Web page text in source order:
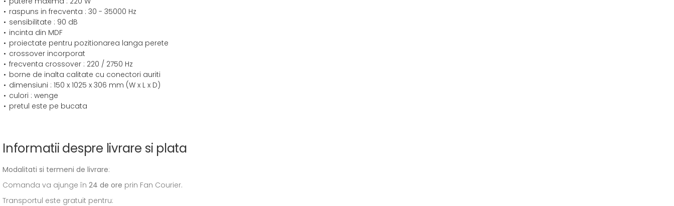
raspuns in frecventa : 30 - 35000 Hz
sensibilitate : 90 dB
incinta din MDF
proiectate pentru pozitionarea langa perete
crossover incorporat
frecventa crossover : 220 / 2750 Hz
borne de inalta calitate cu conectori auriti
dimensiuni : 150 x 1025 x 306 mm (W x L x D)
culori : wenge
pretul este pe bucata
Informatii despre livrare si plata
Modalitati si termeni de livrare:
Comanda va ajunge în 24 de ore prin Fan Courier.
Transportul este gratuit pentru: